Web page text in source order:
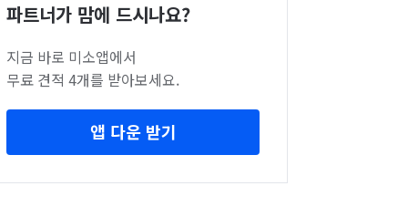
파트너가 맘에 드시나요?
지금 바로 미소앱에서
무료 견적 4개를 받아보세요.
앱 다운 받기